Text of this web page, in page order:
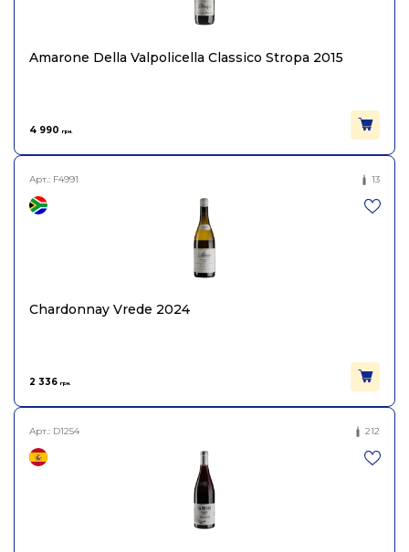
Amarone Della Valpolicella Classico Stropa 2015
4 990 грн.
Арт.: F4991 13
Chardonnay Vrede 2024
2 336 грн.
Арт.: D1254 212